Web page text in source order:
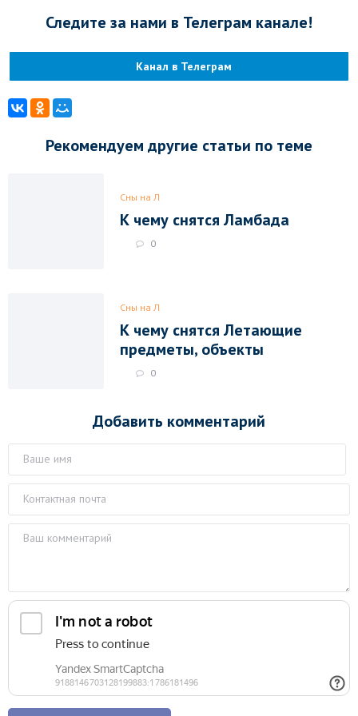
Следите за нами в Телеграм канале!
Канал в Телеграм
Рекомендуем другие статьи по теме
Сны на Л
К чему снятся Ламбада
0
Сны на Л
К чему снятся Летающие
предметы, объекты
0
Добавить комментарий